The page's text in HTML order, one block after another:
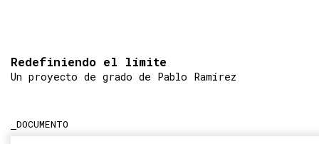
Redefiniendo el límite
Un proyecto de grado de Pablo Ramírez
DOCUMENTO